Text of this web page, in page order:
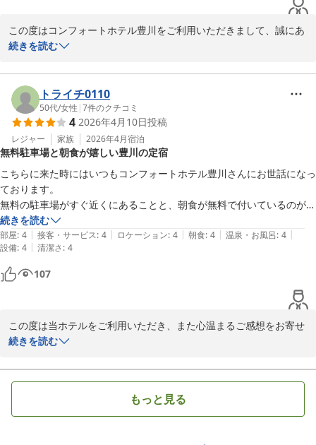
今後、さらにお部屋のドアのカギをタッチ式に変更する予定でござ
います。
とりの旅の朝に、彩りをそえるメニューをご用意しております。
季節のスムージーを初め、様々な旬の食材をお楽しみいただけるよ
う、季節毎にメニューの切り替えを行っております。
また豊川では、地産地消メニューとして、愛知名産の豆味噌を使用
した赤みそ豚汁をご用意しております。
是非ご賞味くださいませ。
今後もより一層、お客様に満足していただけるよう、全ての面にお
いて、向上に邁進してまいります。
次回豊川にお越しの際にも、ぜひコンフォートホテル豊川をご利用
くださいませ。
スタッフ一同、お客様のまたのお越しを心よりお待ち申し上げてお
ります。
時節柄、体調など崩されませぬようご自愛くださいませ。
2026-02-16
この度はコンフォートホテル豊川をご利用いただきまして、誠にあ
りがとうございました。
す。
無料朝食サービスやこだわりの寝具にご満足いただけたとのこと、
私共も大変嬉しく、おおきな励みになります。
朝食については、何度ご利用いただいても飽きずに召し上がってい
ただけるよう、季節ごとにメニューの入れ替えも行っております。
ベッドや枕につきましても、当ホテルオリジナルのものを採用して
おりますとともに、高さを調節できる折り重ね枕、足枕などもご用
意しておりますので、お試しでないものがありましたら、ぜひ次回
ご利用ください。
これからも、お客様に寄りそった心地よい空間づくりに努めてまい
ります。
またのお越しをスタッフ一同、心よりお待ち申し上げております。
過ごしやすい季節となりましたが、環境の変わる時期かと存じま
す。
どうぞご自愛くださいませ。
2026-04-17
続きを読む
トライチ0110
50代/女性 |7件のクチコミ
4 2026年4月10日投稿
レジャー 家族 2026年4月宿泊
無料駐車場と朝食が嬉しい豊川の定宿
こちらに来た時にはいつもコンフォートホテル豊川さんにお世話になっ
ております。
無料の駐車場がすぐ近くにあることと、朝食が無料で付いているのが大
変ありがたいです。
また利用したいと思います。
続きを読む
部屋: 4 | 接客・サービス: 4 | ロケーション: 4 | 朝食: 4 | 温泉・お風呂: 4 |
設備: 4 | 清潔さ: 4
107
この度は当ホテルをご利用いただき、また心温まるご感想をお寄せ
いただき誠にありがとうございます。
ます。
無料駐車場や無料朝食サービスにつきましてもご満足いただけたよ
うで、スタッフ一同嬉しく拝読いたしました。
続きを読む
もっと見る